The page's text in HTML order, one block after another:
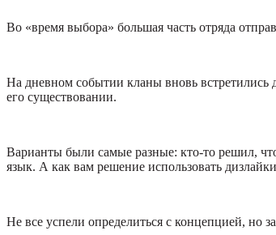
Во «время выбора» большая часть отряда
На дневном событии кланы вновь встретились
его существовании.
Варианты были самые разные: кто-то решил,
язык. А как вам решение использовать
Не все успели определиться с концепцией, но